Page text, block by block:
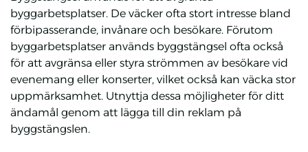
byggarbetsplatser. De väcker ofta stort intresse bland
förbipasserande, invånare och besökare. Förutom
byggarbetsplatser används byggstängsel ofta också
för att avgränsa eller styra strömmen av besökare vid
evenemang eller konserter, vilket också kan väcka stor
uppmärksamhet. Utnyttja dessa möjligheter för ditt
ändamål genom att lägga till din reklam på
byggstängslen.